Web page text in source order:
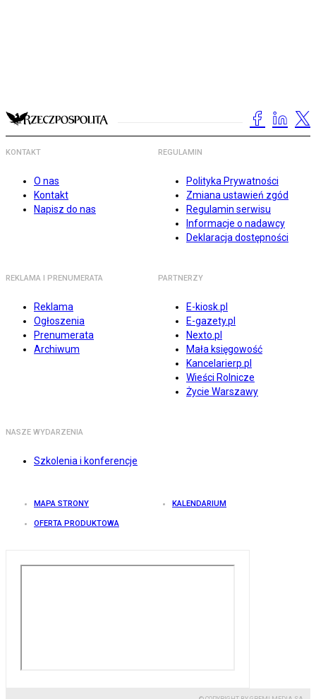
KONTAKT
O nas
Kontakt
Napisz do nas
REGULAMIN
Polityka Prywatności
Zmiana ustawień zgód
Regulamin serwisu
Informacje o nadawcy
Deklaracja dostępności
REKLAMA I PRENUMERATA
Reklama
Ogłoszenia
Prenumerata
Archiwum
PARTNERZY
E-kiosk.pl
E-gazety.pl
Nexto.pl
Mała księgowość
Kancelarierp.pl
Wieści Rolnicze
Życie Warszawy
NASZE WYDARZENIA
Szkolenia i konferencje
MAPA STRONY KALENDARIUM
OFERTA PRODUKTOWA